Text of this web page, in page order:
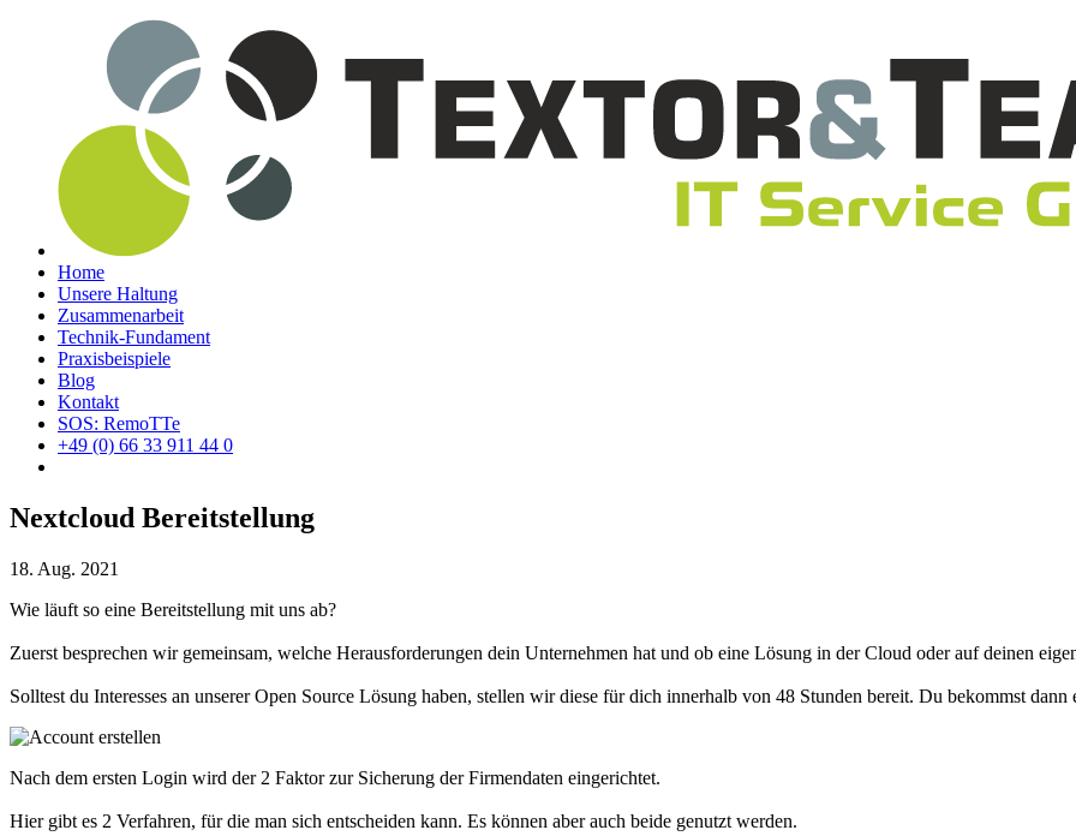
Home
Unsere Haltung
Zusammenarbeit
Technik-Fundament
Praxisbeispiele
Blog
Kontakt
SOS: RemoTTe
+49 (0) 66 33 911 44 0
Nextcloud Bereitstellung
18. Aug. 2021
Wie läuft so eine Bereitstellung mit uns ab?
Zuerst besprechen wir gemeinsam, welche Herausforderungen dein Unternehmen hat und ob eine Lösung in der Cloud oder auf deinen
Solltest du Interesses an unserer Open Source Lösung haben, stellen wir diese für dich innerhalb von 48 Stunden bereit. Du bekommst
Nach dem ersten Login wird der 2 Faktor zur Sicherung der Firmendaten eingerichtet.
Hier gibt es 2 Verfahren, für die man sich entscheiden kann. Es können aber auch beide genutzt werden.